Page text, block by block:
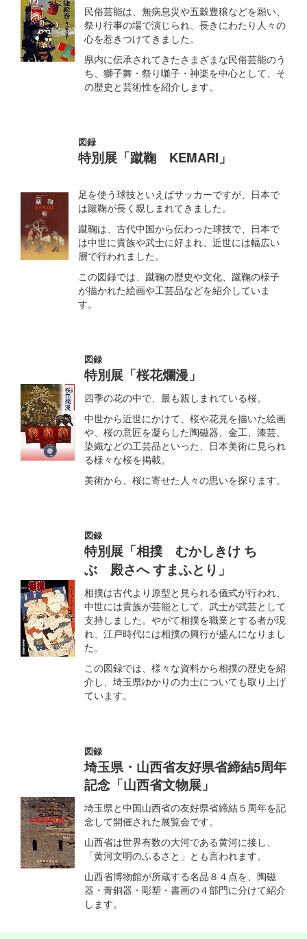
民俗芸能は、無病息災や五穀豊穣などを願い、
祭り行事の場で演じられ、長きにわたり人々の
心を惹きつけてきました。
県内に伝承されてきたさまざまな民俗芸能のう
ち、獅子舞・祭り囃子・神楽を中心として、そ
の歴史と芸術性を紹介します。
図録
特別展「蹴鞠 KEMARI」
足を使う球技といえばサッカーですが、日本で
は蹴鞠が長く親しまれてきました。
蹴鞠は、古代中国から伝わった球技で、日本で
は中世に貴族や武士に好まれ、近世には幅広い
層で行われました。
この図録では、蹴鞠の歴史や文化、蹴鞠の様子
が描かれた絵画や工芸品などを紹介していま
す。
図録
特別展「桜花爛漫」
四季の花の中で、最も親しまれている桜。
中世から近世にかけて、桜や花見を描いた絵画
や、桜の意匠を凝らした陶磁器、金工、漆芸、
染織などの工芸品といった、日本美術に見られ
る様々な桜を掲載。
美術から、桜に寄せた人々の思いを探ります。
図録
特別展「相撲 むかしきけ ちゝ
ぶ 殿さへ すまふとり」
相撲は古代より原型と見られる儀式が行われ、
中世には貴族が芸能として、武士が武芸として
支持しました。やがて相撲を職業とする者が現
れ、江戸時代には相撲の興行が盛んになりまし
た。
この図録では、様々な資料から相撲の歴史を紹
介し、埼玉県ゆかりの力士についても取り上げ
ています。
図録
埼玉県・山西省友好県省締結5周年
記念「山西省文物展」
埼玉県と中国山西省の友好県省締結５周年を記
念して開催された展覧会です。
山西省は世界有数の大河である黄河に接し、
「黄河文明のふるさと」とも言われます。
山西省博物館が所蔵する名品８４点を、陶磁
器・青銅器・彫塑・書画の４部門に分けて紹介
します。